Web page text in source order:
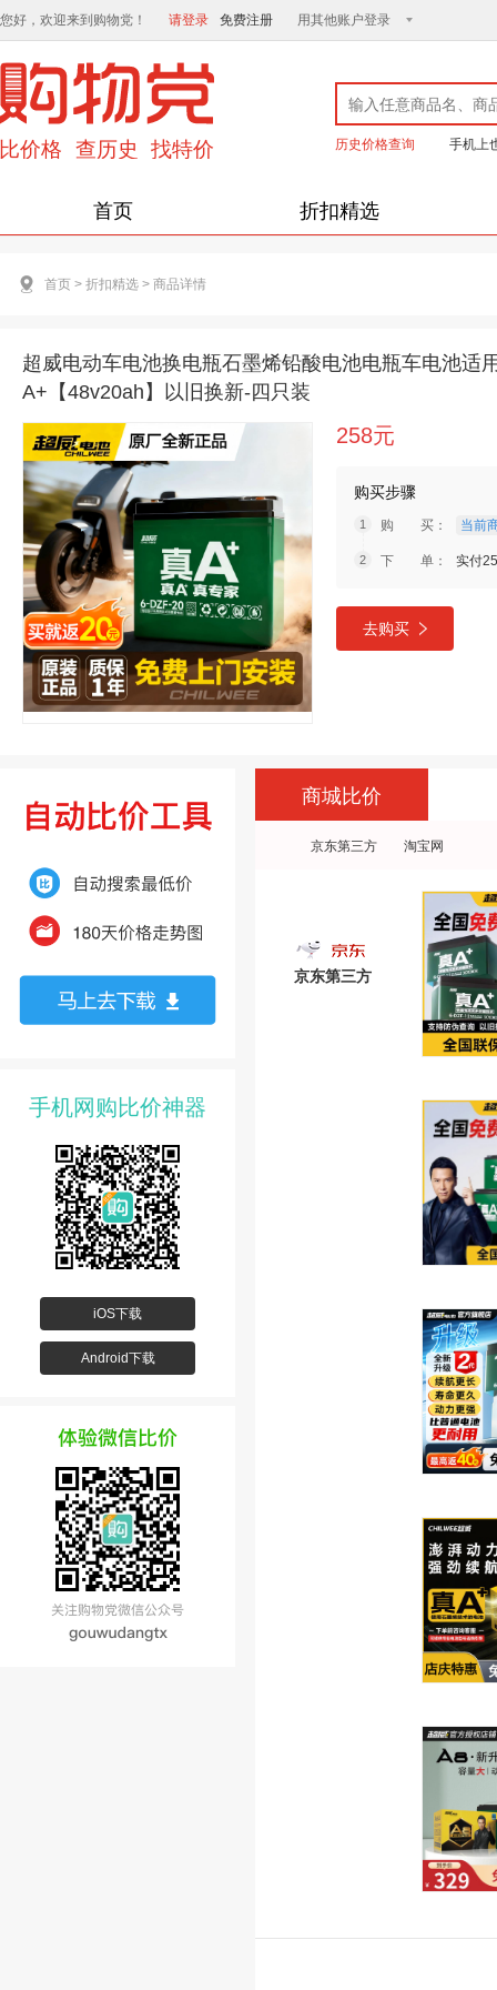
您好，欢迎来到购物党！ 请登录 免费注册 用其他账户登录
历史价格查询 手机上
首页 折扣精选
首页 > 折扣精选 > 商品详情
超威电动车电池换电瓶石墨烯铅酸电池电瓶车电池适
A+【48v20ah】以旧换新-四只装
258元
购买步骤
购 买： 当前
下 单： 实付
去购买
手机网购比价神器
iOS下载
Android下载
商城比价
京东第三方 淘宝网
京东第三方